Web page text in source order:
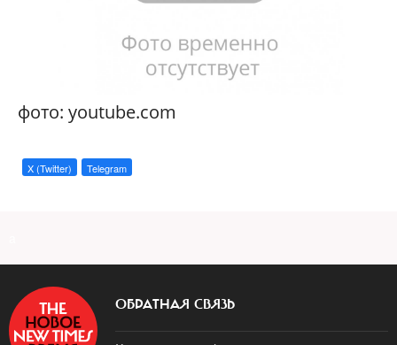
фото: youtube.com
X (Twitter) Telegram
ОБРАТНАЯ СВЯЗЬ